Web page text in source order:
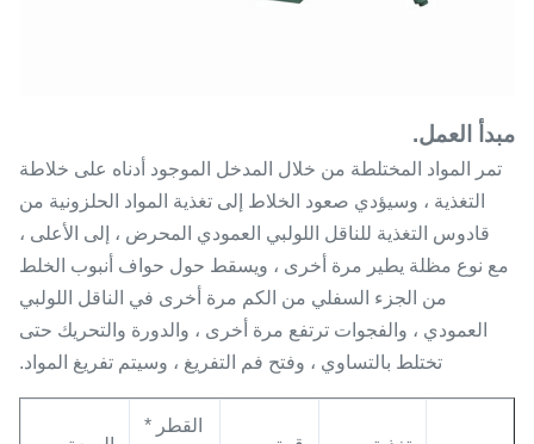
مبدأ العمل.
تمر المواد المختلطة من خلال المدخل الموجود أدناه على خلاطة
التغذية ، وسيؤدي صعود الخلاط إلى تغذية المواد الحلزونية من
قادوس التغذية للناقل اللولبي العمودي المحرض ، إلى الأعلى ،
مع نوع مظلة يطير مرة أخرى ، ويسقط حول حواف أنبوب الخلط
من الجزء السفلي من الكم مرة أخرى في الناقل اللولبي
العمودي ، والفجوات ترتفع مرة أخرى ، والدورة والتحريك حتى
تختلط بالتساوي ، وفتح فم التفريغ ، وسيتم تفريغ المواد.
القطر *